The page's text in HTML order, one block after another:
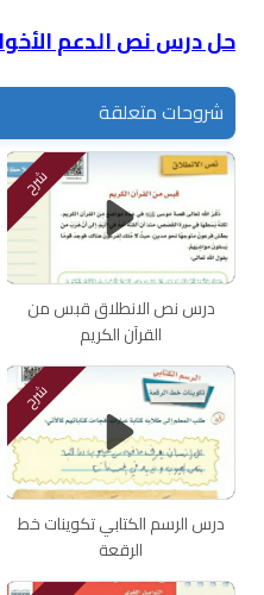
حل درس نص الدعم
شروحات متعلقة
شرح
درس نص الانطلاق قبس من
القرآن الكريم
شرح
درس الرسم الكتابي تكوينات خط
الرقعة